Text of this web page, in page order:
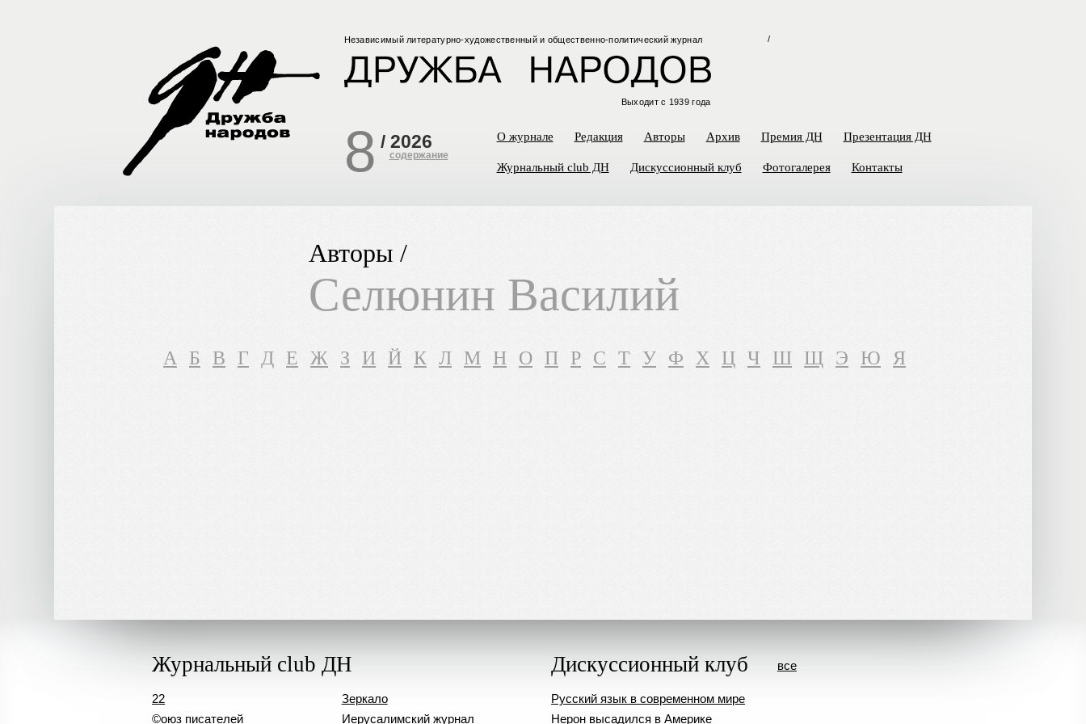
Независимый литературно-художественный и общественно-политический журнал
Выходит с 1939 года
/
8 / 2026
содержание
О журнале Редакция Авторы Архив Премия ДН Презентация ДН
Журнальный club ДН Дискуссионный клуб Фотогалерея Контакты
Авторы /
Селюнин Василий
A Б В Г Д Е Ж З И Й К Л М Н О П Р С Т У Ф Х Ц Ч Ш Щ Э Ю Я
Журнальный club ДН
22
©оюз писателей
Зеркало
Иерусалимский журнал
Дискуссионный клуб
Русский язык в современном мире
Нерон высадился в Америке
все